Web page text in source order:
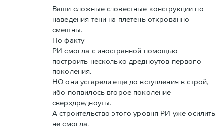
Ваши сложные словестные конструкции по
наведения тени на плетень открованно
смешны.
По факту
РИ смогла с иностранной помощью
построить несколько дредноутов первого
поколения.
НО они устарели еще до вступления в строй,
ибо появилось второе поколение -
сверхдредноуты.
А строительство этого уровня РИ уже осилить
не смогла.